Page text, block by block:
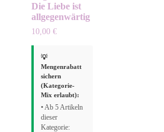
Die Liebe ist
allgegenwärtig
10,00 €
💡
Mengenrabatt
sichern
(Kategorie-
Mix erlaubt):
• Ab 5 Artikeln
dieser
Kategorie: